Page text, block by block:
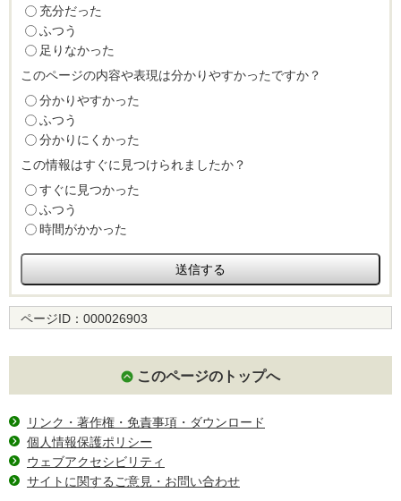
充分だった
ふつう
足りなかった
このページの内容や表現は分かりやすかったですか？
分かりやすかった
ふつう
分かりにくかった
この情報はすぐに見つけられましたか？
すぐに見つかった
ふつう
時間がかかった
ページID： 000026903
このページのトップへ
リンク・著作権・免責事項・ダウンロード
個人情報保護ポリシー
ウェブアクセシビリティ
サイトに関するご意見・お問い合わせ